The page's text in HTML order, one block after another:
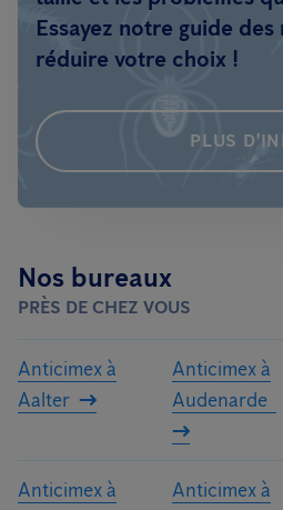
Essayez notre guide
réduire votre choix !
PLUS
Nos bureaux
PRÈS DE CHEZ VOUS
Anticimex à
Aalter
Anticimex à
Audenarde
Anticimex à
Anticimex à